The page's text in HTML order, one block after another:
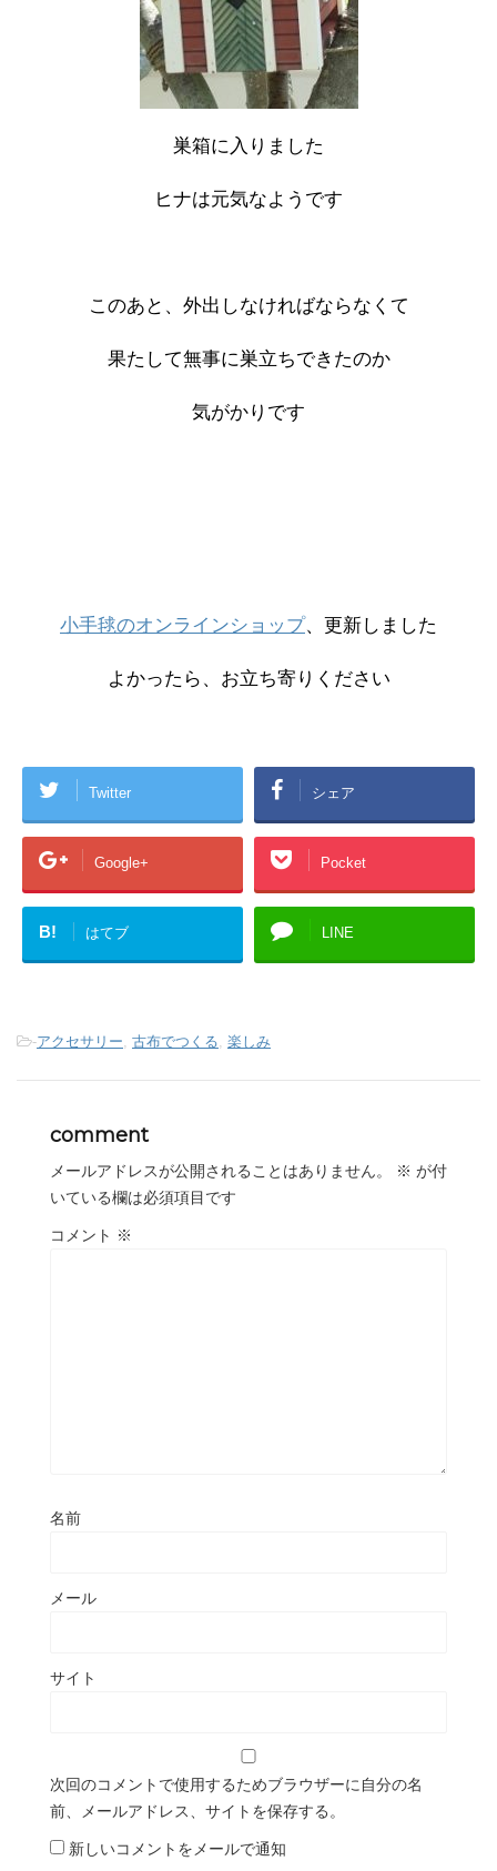
巣箱に入りました
ヒナは元気なようです
このあと、外出しなければならなくて
果たして無事に巣立ちできたのか
気がかりです
小手毬のオンラインショップ、更新しました
よかったら、お立ち寄りください
Twitter シェア
Google+ Pocket
B! はてブ LINE
-アクセサリー 古布でつくる 楽しみ
comment
メールアドレスが公開されることはありません。 ※ が付
いている欄は必須項目です
コメント ※
名前
メール
サイト
次回のコメントで使用するためブラウザーに自分の名
前、メールアドレス、サイトを保存する。
新しいコメントをメールで通知